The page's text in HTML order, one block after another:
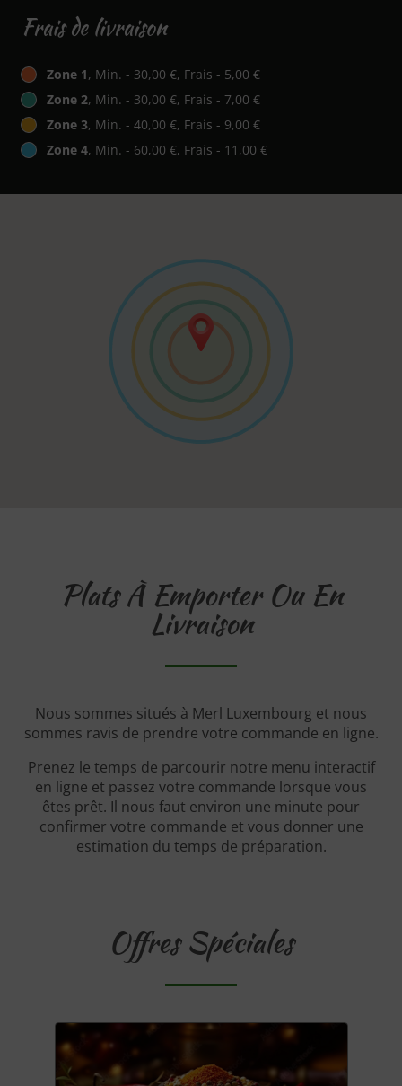
Frais de livraison
Zone 1, Min. - 30,00 €, Frais - 5,00 €
Zone 2, Min. - 30,00 €, Frais - 7,00 €
Zone 3, Min. - 40,00 €, Frais - 9,00 €
Zone 4, Min. - 60,00 €, Frais - 11,00 €
Plats À Emporter Ou En
Livraison
Nous sommes situés à Merl Luxembourg et nous
sommes ravis de prendre votre commande en ligne.
Prenez le temps de parcourir notre menu interactif
en ligne et passez votre commande lorsque vous
êtes prêt. Il nous faut environ une minute pour
confirmer votre commande et vous donner une
estimation du temps de préparation.
Offres Spéciales